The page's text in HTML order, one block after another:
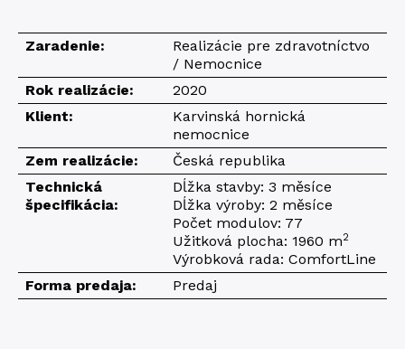
Zaradenie:
Realizácie pre zdravotníctvo
/ Nemocnice
Rok realizácie:
2020
Klient:
Karvinská hornická
nemocnice
Zem realizácie:
Česká republika
Technická
špecifikácia:
Dĺžka stavby: 3 měsíce
Dĺžka výroby: 2 měsíce
Počet modulov: 77
Užitková plocha: 1960 m2
Výrobková rada: ComfortLine
Forma predaja:
Predaj